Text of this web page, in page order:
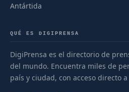
Antártida
QUÉ ES DIGIPRENSA
DigiPrensa es el directorio de
del mundo. Encuentra miles de
país y ciudad, con acceso directo